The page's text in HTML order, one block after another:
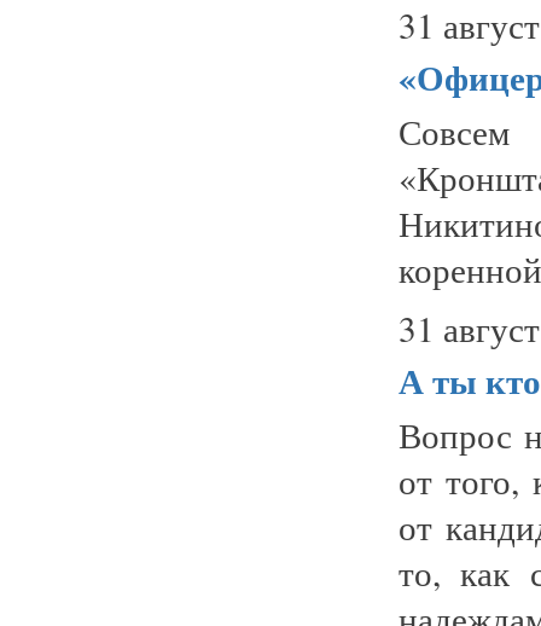
31
Совсем
31
А ты
Вопрос
от того,
от
то, как